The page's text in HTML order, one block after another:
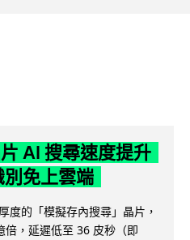
AI 搜尋速度提升
免上雲端
度的「模擬存內搜尋」晶片，
倍，延遲低至 36 皮秒（即